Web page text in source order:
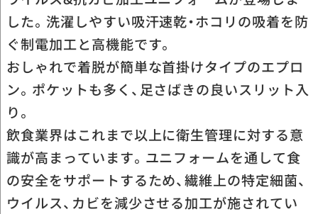
した。洗濯しやすい吸汗速乾・ホコリの吸着を防
ぐ制電加工と高機能です。
おしゃれで着脱が簡単な首掛けタイプのエプロ
ン。ポケットも多く、足さばきの良いスリット入
り。
飲食業界はこれまで以上に衛生管理に対する意
識が高まっています。ユニフォームを通して食
の安全をサポートするため、繊維上の特定細菌、
ウイルス、カビを減少させる加工が施されてい